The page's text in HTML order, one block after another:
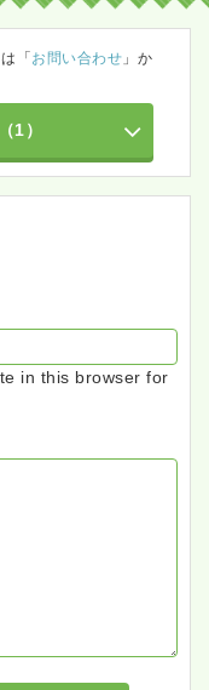
「 お問い合わせ 」か
（1）
in this browser for